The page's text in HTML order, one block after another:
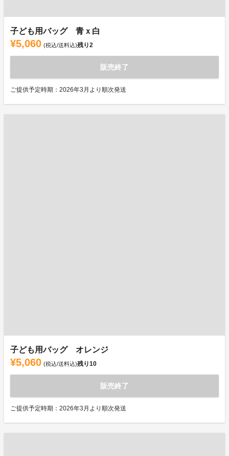
子ども用バッグ 青ｘ白
¥5,060 (税込/送料込)残り2
販売終了
ご提供予定時期：2026年3月より順次発送
子ども用バッグ オレンジ
¥5,060 (税込/送料込)残り10
販売終了
ご提供予定時期：2026年3月より順次発送